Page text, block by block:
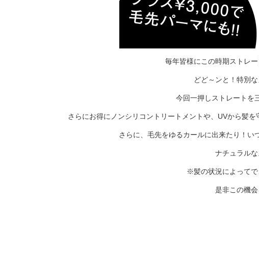
毎年皆様にこの時期ストレ
どど～ンと！特別
今回一押しストレートを
さらにお得にノンシリコントリートメントや、UVから髪
さらに、毛先をゆるカールに出来たり！
ナチュラルな
※髪の状況によってで
是非この機会